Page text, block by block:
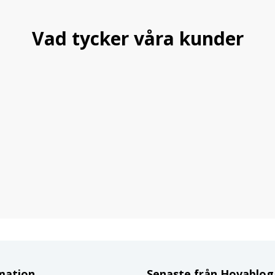
Vad tycker våra kunder